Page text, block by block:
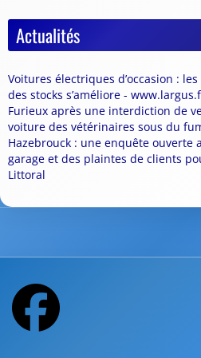
Actualités
Voitures électriques d’occasion :
des stocks s’améliore -
Furieux après une interdiction de
voiture des vétérinaires sous du
Hazebrouck : une enquête ouverte
garage et des plaintes de clients
Littoral